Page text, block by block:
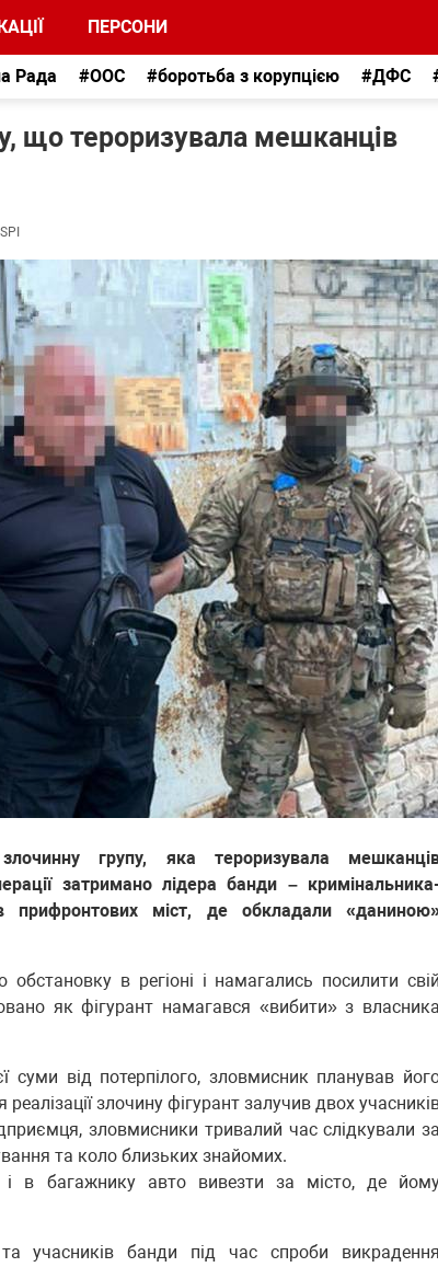
ПЕРСОНИ
Рада #ООС #боротьба з корупцією #ДФС
що тероризувала мешканців
групу, яка тероризувала
затримано лідера банди –
прифронтових міст, де обкладали
в регіоні і намагались посилити свій
як фігурант намагався «вибити» з власника
суми від потерпілого, зловмисник планував
злочину фігурант залучив двох
зловмисники тривалий час слідкували за
та коло близьких знайомих.
і в багажнику авто вивезти за місто, де
учасників банди під час спроби викрадення